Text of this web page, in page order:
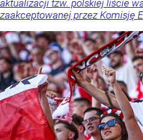
aktualizacji tzw. polskiej liście
zaakceptowanej przez Komisję